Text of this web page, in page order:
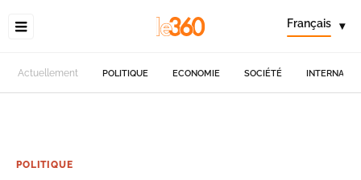
Français ▾
Actuellement POLITIQUE ECONOMIE SOCIÉTÉ
POLITIQUE